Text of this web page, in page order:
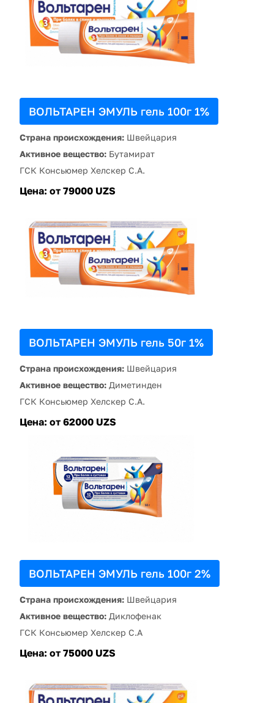
ВОЛЬТАРЕН ЭМУЛЬ гель 100г 1%
Страна происхождения: Швейцария
Активное вещество: Бутамират
ГСК Консьюмер Хелскер С.А.
Цена: от 79000 UZS
ВОЛЬТАРЕН ЭМУЛЬ гель 50г 1%
Страна происхождения: Швейцария
Активное вещество: Диметинден
ГСК Консьюмер Хелскер С.А.
Цена: от 62000 UZS
ВОЛЬТАРЕН ЭМУЛЬ гель 100г 2%
Страна происхождения: Швейцария
Активное вещество: Диклофенак
ГСК Консьюмер Хелскер С.А
Цена: от 75000 UZS